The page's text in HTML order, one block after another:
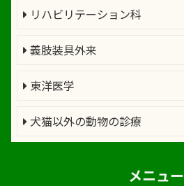
リハビリテーション科
義肢装具外来
東洋医学
犬猫以外の動物の診療
メニュー